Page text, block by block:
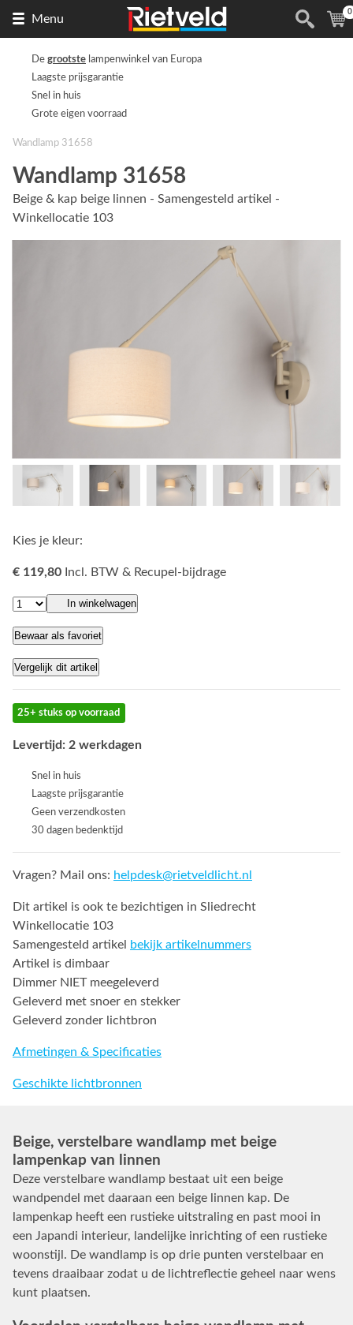
Menu
de
(
0
De grootste lampenwinkel van Europa
Laagste prijsgarantie
Snel in huis
Grote eigen voorraad
Wandlamp 31658
Wandlamp 31658
Beige & kap beige linnen - Samengesteld artikel -
Winkellocatie 103
Kies je kleur:
€ 119,80 Incl. BTW & Recupel-bijdrage
In winkelwagen
Bewaar als favoriet
Vergelijk dit artikel
25+ stuks op voorraad
Levertijd: 2 werkdagen
Snel in huis
Laagste prijsgarantie
Geen verzendkosten
30 dagen bedenktijd
Vragen? Mail ons: helpdesk@rietveldlicht.nl
Dit artikel is ook te bezichtigen in Sliedrecht
Winkellocatie 103
Samengesteld artikel
bekijk artikelnummers
Artikel is dimbaar
Dimmer NIET meegeleverd
Geleverd met snoer en stekker
Geleverd zonder lichtbron
Afmetingen & Specificaties
Geschikte lichtbronnen
Beige, verstelbare wandlamp met beige
lampenkap van linnen
Deze verstelbare wandlamp bestaat uit een beige
wandpendel met daaraan een beige linnen kap. De
lampenkap heeft een rustieke uitstraling en past mooi in
een Japandi interieur, landelijke inrichting of een rustieke
woonstijl. De wandlamp is op drie punten verstelbaar en
tevens draaibaar zodat u de lichtreflectie geheel naar wens
kunt plaatsen.